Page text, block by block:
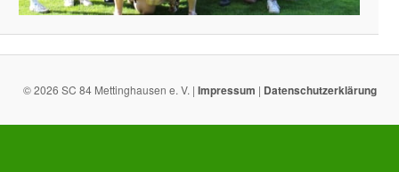
© 2026 SC 84 Mettinghausen e. V. | Impressum | Datenschutzerklärung